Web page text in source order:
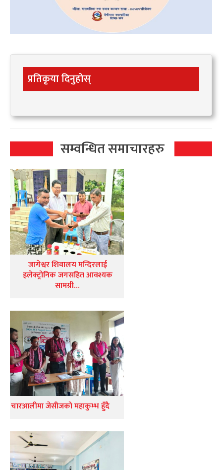
प्रतिकृया दिनुहोस्
सम्वन्धित समाचारहरु
जागेश्वर शिवालय मन्दिरलाई
इलेक्ट्रोनिक जगसहित आवश्यक
सामग्री…
चारआलीमा जेसीजको महाकुम्भ हुँदै